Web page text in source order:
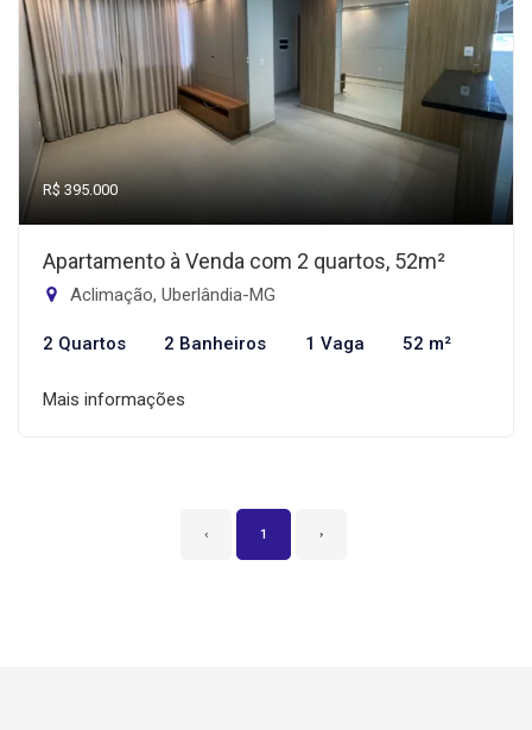
R$ 395.000
Apartamento à Venda com 2 quartos, 52m²
Aclimação, Uberlândia-MG
2 Quartos 2 Banheiros 1 Vaga 52 m²
Mais informações
‹ 1 ›